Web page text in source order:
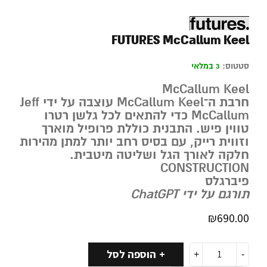
FUTURES McCallum Keel
סטטוס: 3 במלאי
McCallum Keel
חרבת ה־McCallum Keel עוצבה על ידי Jeff
McCallum כדי להתאים לכל גלשן רטרו
טווין פיש. התבנית כוללת פרופיל מוארך
וזווית רייק, עם בסיס רחב יותר למתן מהירות
חלקה לאורך הגל ושליטה מיטבית.
CONSTRUCTION
פיברגלס
תורגם על ידי ChatGPT
₪690.00
הוספה לסל